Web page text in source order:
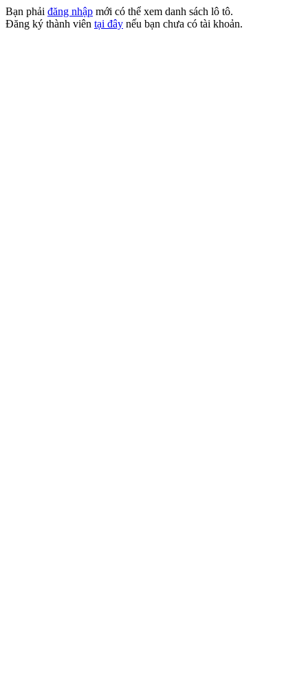
Bạn phải đăng nhập mới có thể xem danh sách lô tô.
Đăng ký thành viên tại đây nếu bạn chưa có tài khoản.